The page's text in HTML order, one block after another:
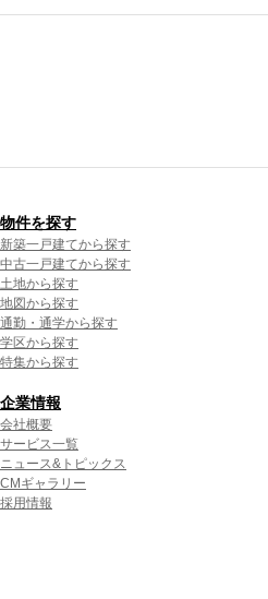
物件を探す
新築一戸建てから探す
中古一戸建てから探す
土地から探す
地図から探す
通勤・通学から探す
学区から探す
特集から探す
企業情報
会社概要
サービス一覧
ニュース&トピックス
CMギャラリー
採用情報